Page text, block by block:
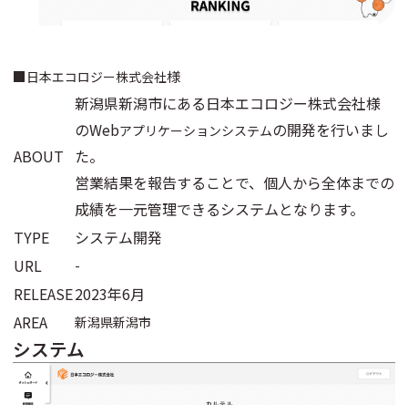
■ 日本エコロジー株式会社様
ABOUT
新潟県新潟市にある日本エコロジー株式会社様
のWebアプリケーションシステムの開発を行いまし
た。
営業結果を報告することで、個人から全体までの
成績を一元管理できるシステムとなります。
TYPE
システム開発
URL
-
RELEASE2023年6月
AREA
新潟県新潟市
システム